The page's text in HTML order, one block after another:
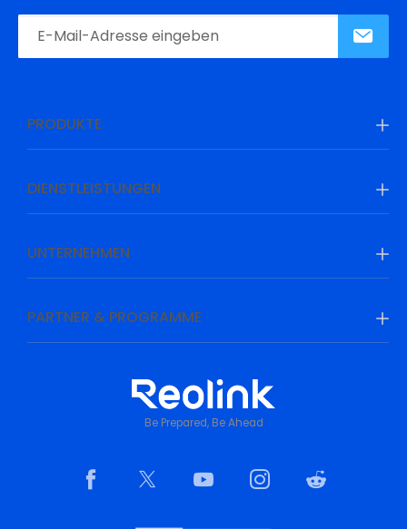
PRODUKTE
DIENSTLEISTUNGEN
UNTERNEHMEN
PARTNER & PROGRAMME
Be Prepared, Be Ahead